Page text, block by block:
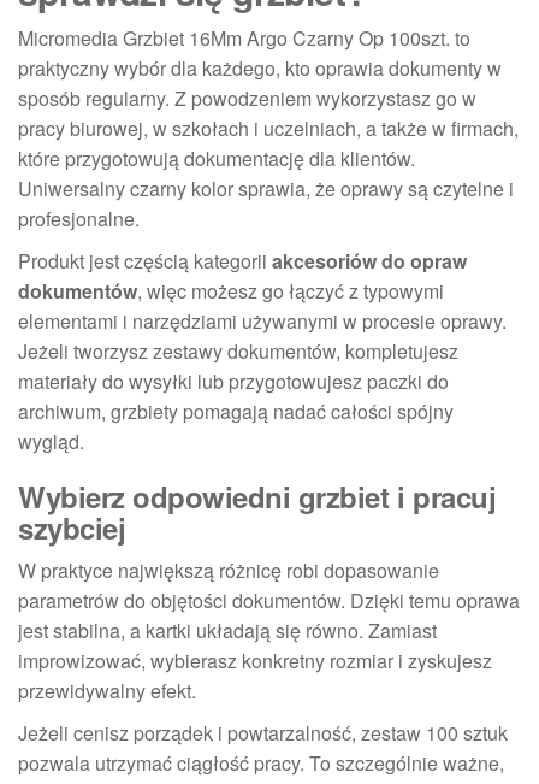
Micromedia Grzbiet 16Mm Argo Czarny Op 100szt. to
praktyczny wybór dla każdego, kto oprawia dokumenty w
sposób regularny. Z powodzeniem wykorzystasz go w
pracy biurowej, w szkołach i uczelniach, a także w firmach,
które przygotowują dokumentację dla klientów.
Uniwersalny czarny kolor sprawia, że oprawy są czytelne i
profesjonalne.
Produkt jest częścią kategorii akcesoriów do opraw
dokumentów, więc możesz go łączyć z typowymi
elementami i narzędziami używanymi w procesie oprawy.
Jeżeli tworzysz zestawy dokumentów, kompletujesz
materiały do wysyłki lub przygotowujesz paczki do
archiwum, grzbiety pomagają nadać całości spójny
wygląd.
Wybierz odpowiedni grzbiet i pracuj
szybciej
W praktyce największą różnicę robi dopasowanie
parametrów do objętości dokumentów. Dzięki temu oprawa
jest stabilna, a kartki układają się równo. Zamiast
improwizować, wybierasz konkretny rozmiar i zyskujesz
przewidywalny efekt.
Jeżeli cenisz porządek i powtarzalność, zestaw 100 sztuk
pozwala utrzymać ciągłość pracy. To szczególnie ważne,